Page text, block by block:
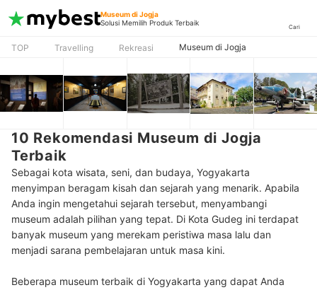
Museum di Jogja
Solusi Memilih Produk Terbaik
Cari
TOP Travelling Rekreasi Museum di Jogja
10 Rekomendasi Museum di Jogja
Terbaik
Sebagai kota wisata, seni, dan budaya, Yogyakarta
menyimpan beragam kisah dan sejarah yang menarik. Apabila
Anda ingin mengetahui sejarah tersebut, menyambangi
museum adalah pilihan yang tepat. Di Kota Gudeg ini terdapat
banyak museum yang merekam peristiwa masa lalu dan
menjadi sarana pembelajaran untuk masa kini.
Beberapa museum terbaik di Yogyakarta yang dapat Anda